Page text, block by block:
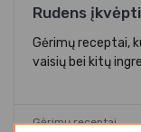
Rudens
Gėrimų receptai,
vaisių bei kitų
Gėrimų receptai